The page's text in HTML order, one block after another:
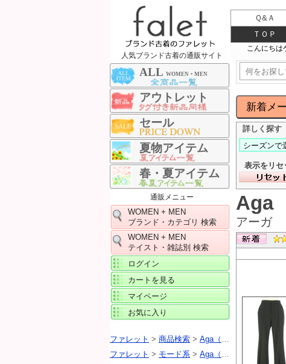
人気ブランド古着の通販サイト
ALL WOMEN + MEN
アウトレット
セール
夏物アイテム
春・夏アイテム
通販メニュー
WOMEN + MEN
ブランド・カテゴリ 検索
WOMEN + MEN
テイスト・雑誌別 検索
ログイン
カートを見る
マイページ
お気に入り
詳しく探す
表示をリセ
Aga
アーガ
ファレット > 商品検索 > Aga（アーガ）
ファレット > モード系 > Aga（アーガ）
Ｑ&Ａ
ＴＯＰ